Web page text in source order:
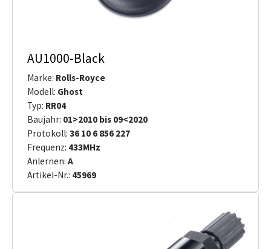
AU1000-Black
Marke: Rolls-Royce
Modell: Ghost
Typ: RR04
Baujahr: 01>2010 bis 09<2020
Protokoll: 36 10 6 856 227
Frequenz: 433MHz
Anlernen: A
Artikel-Nr.: 45969